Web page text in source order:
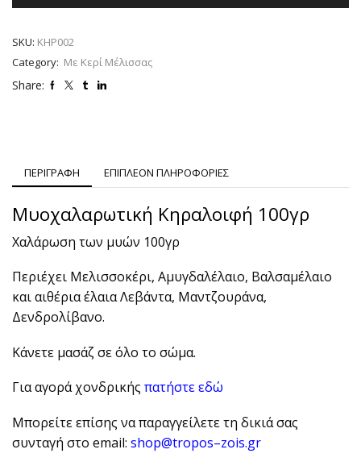
SKU: ΚΗΡ002
Category: Με Κερί Μέλισσας
Share:
ΠΕΡΙΓΡΑΦΗ ΕΠΙΠΛΕΟΝ ΠΛΗΡΟΦΟΡΙΕΣ
Μυοχαλαρωτική Κηραλοιφή 100γρ
Χαλάρωση των μυών 100γρ
Περιέχει Μελισσοκέρι, Αμυγδαλέλαιο, Βαλσαμέλαιο
και αιθέρια έλαια Λεβάντα, Μαντζουράνα,
Δενδρολίβανο.
Κάνετε μασάζ σε όλο το σώμα.
Για αγορά χονδρικής πατήστε εδώ
Μπορείτε επίσης να παραγγείλετε τη δικιά σας
συνταγή στο email: shop@tropos–zois.gr